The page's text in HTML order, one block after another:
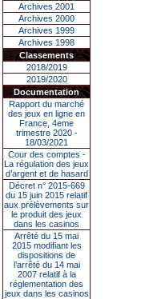
Archives 2001
Archives 2000
Archives 1999
Archives 1998
Classements
2018/2019
2019/2020
Documentation
Rapport du marché
des jeux en ligne en
France, 4eme
trimestre 2020 -
18/03/2021
Cour des comptes -
La régulation des jeux
d’argent et de hasard
Décret n° 2015-669
du 15 juin 2015 relatif
aux prélèvements sur
le produit des jeux
dans les casinos
Arrêté du 15 mai
2015 modifiant les
dispositions de
l’arrêté du 14 mai
2007 relatif à la
réglementation des
jeux dans les casinos